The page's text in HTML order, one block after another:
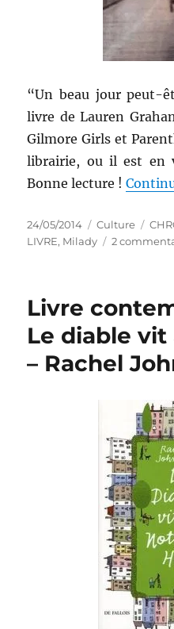
“Un beau jour peut-
livre de Lauren
Gilmore Girls et
librairie, ou il est en
Bonne lecture !
Publié
le
24/05/2014 Catégories
Culture
LIVRE, Milady 2
Livre
Le diable
– Rachel